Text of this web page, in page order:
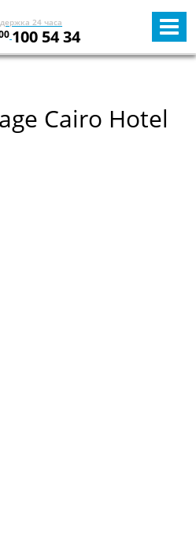
24 часа
100 54 34
Cairo Hotel